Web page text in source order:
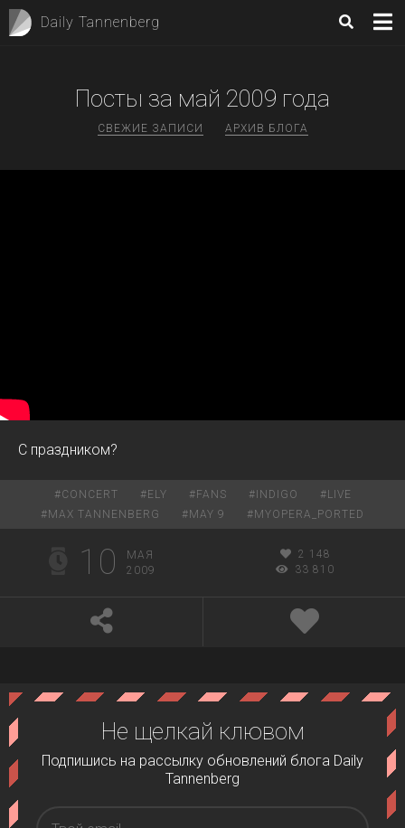
Daily Tannenberg
Посты за май 2009 года
СВЕЖИЕ ЗАПИСИ АРХИВ БЛОГА
C праздником?
#CONCERT # ELY # FANS # INDIGO # LIVE
# MAX TANNENBERG # MAY 9 # MYOPERA_PORTED
10
МАЯ
2009
2 148
33 810
Не щелкай клювом
Подпишись на рассылку обновлений блога Daily
Tannenberg